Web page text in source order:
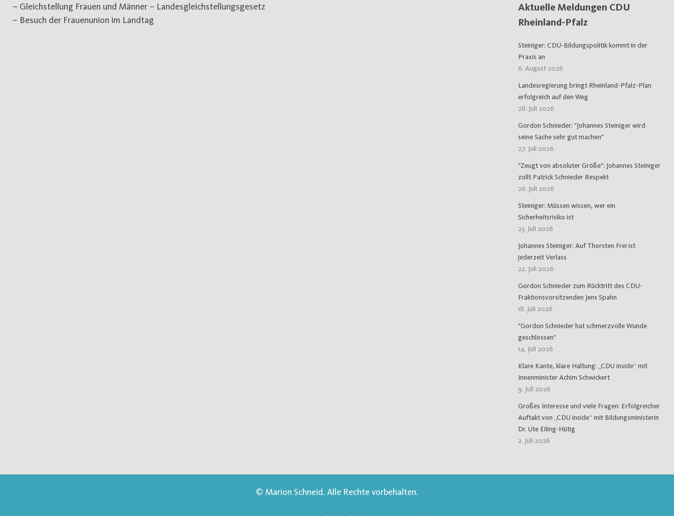
– Gleichstellung Frauen und Männer – Landesgleichstellungsgesetz
– Besuch der Frauenunion im Landtag
Aktuelle Meldungen CDU
Rheinland-Pfalz
Steiniger: CDU-Bildungspolitik kommt in der
Praxis an
6. August 2026
Landesregierung bringt Rheinland-Pfalz-Plan
erfolgreich auf den Weg
28. Juli 2026
Gordon Schnieder: "Johannes Steiniger wird
seine Sache sehr gut machen"
27. Juli 2026
"Zeugt von absoluter Größe": Johannes Steiniger
zollt Patrick Schnieder Respekt
26. Juli 2026
Steiniger: Müssen wissen, wer ein
Sicherheitsrisiko ist
23. Juli 2026
Johannes Steiniger: Auf Thorsten Frei ist
jederzeit Verlass
22. Juli 2026
Gordon Schnieder zum Rücktritt des CDU-
Fraktionsvorsitzenden Jens Spahn
18. Juli 2026
"Gordon Schnieder hat schmerzvolle Wunde
geschlossen"
14. Juli 2026
Klare Kante, klare Haltung: „CDU inside“ mit
Innenminister Achim Schwickert
9. Juli 2026
Großes Interesse und viele Fragen: Erfolgreicher
Auftakt von „CDU inside“ mit Bildungsministerin
Dr. Ute Eiling-Hütig
2. Juli 2026
© Marion Schneid. Alle Rechte vorbehalten.